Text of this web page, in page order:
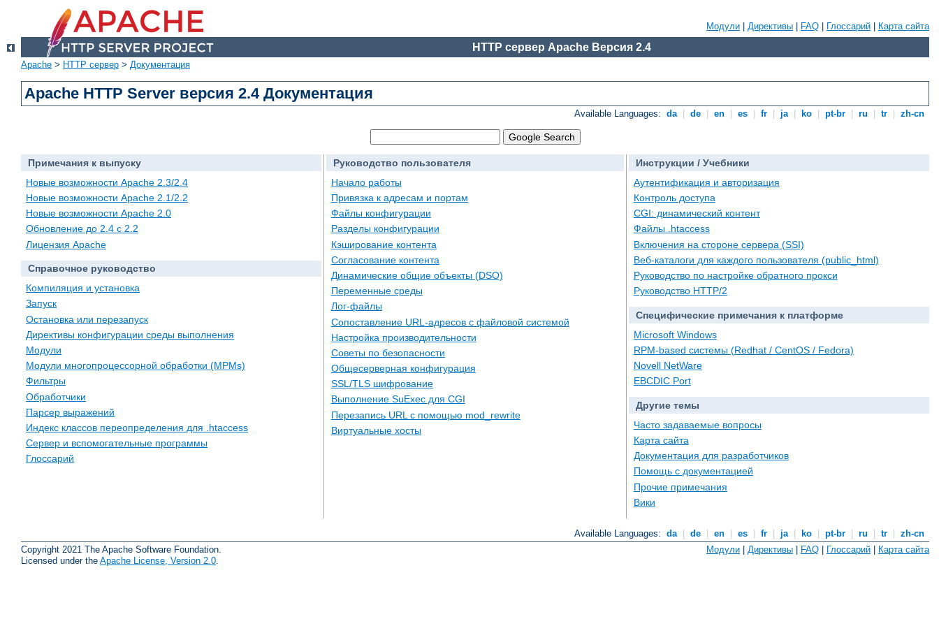
Модули Директивы FAQ Глоссарий Карта сайта
HTTP сервер Apache Версия 2.4
Apache > HTTP сервер > Документация
Apache HTTP Server версия 2.4 Документация
Available Languages: da de en es fr ja ko pt-br ru tr zh-cn
Примечания к выпуску
Новые возможности Apache 2.3/2.4
Новые возможности Apache 2.1/2.2
Новые возможности Apache 2.0
Обновление до 2.4 с 2.2
Лицензия Apache
Справочное руководство
Компиляция и установка
Запуск
Остановка или перезапуск
Директивы конфигурации среды выполнения
Модули
Модули многопроцессорной обработки (MPMs)
Фильтры
Обработчики
Парсер выражений
Индекс классов переопределения для .htaccess
Сервер и вспомогательные программы
Глоссарий
Руководство пользователя
Начало работы
Привязка к адресам и портам
Файлы конфигурации
Разделы конфигурации
Кэширование контента
Согласование контента
Динамические общие объекты (DSO)
Переменные среды
Лог-файлы
Сопоставление URL-адресов с файловой системой
Настройка производительности
Советы по безопасности
Общесерверная конфигурация
SSL/TLS шифрование
Выполнение SuExec для CGI
Перезапись URL с помощью mod_rewrite
Виртуальные хосты
Инструкции / Учебники
Аутентификация и авторизация
Контроль доступа
CGI: динамический контент
Файлы .htaccess
Включения на стороне сервера (SSI)
Веб-каталоги для каждого пользователя (public_html)
Руководство по настройке обратного прокси
Руководство HTTP/2
Специфические примечания к платформе
Microsoft Windows
RPM-based системы (Redhat / CentOS / Fedora)
Novell NetWare
EBCDIC Port
Другие темы
Часто задаваемые вопросы
Карта сайта
Документация для разработчиков
Помощь с документацией
Прочие примечания
Вики
Available Languages: da de en es fr ja ko pt-br ru tr
zh-cn
Copyright 2021 The Apache Software Foundation.
Licensed under the Apache License, Version 2.0
Модули | Директивы | FAQ | Глоссарий | Карта сайта